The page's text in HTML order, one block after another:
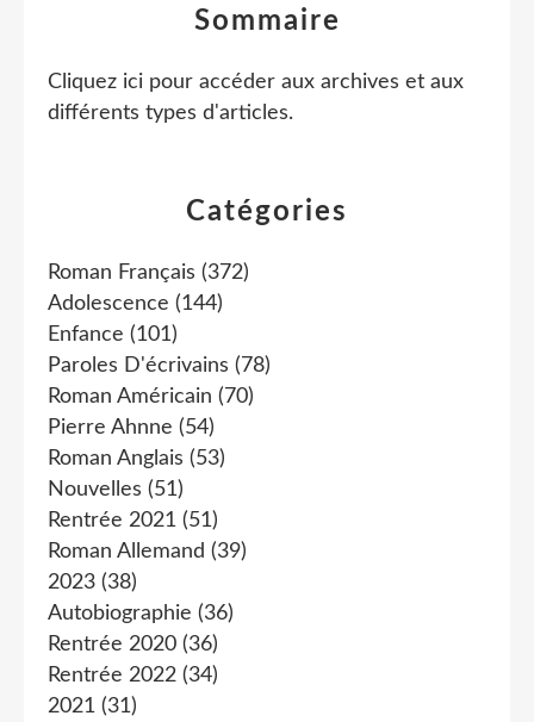
Catégories
Roman Français (372)
Adolescence (144)
Enfance (101)
Paroles D'écrivains (78)
Roman Américain (70)
Pierre Ahnne (54)
Roman Anglais (53)
Nouvelles (51)
Rentrée 2021 (51)
Roman Allemand (39)
2023 (38)
Autobiographie (36)
Rentrée 2020 (36)
Rentrée 2022 (34)
2021 (31)
Sommaire
Cliquez ici pour accéder aux archives et aux
différents types d'articles.